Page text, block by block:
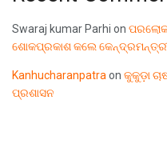
Swaraj kumar Parhi on
ଶୋକପ୍ରକାଶ କଲେ
Kanhucharanpatra on କୁକୁଡ଼ା
ପ୍ରଶାସନ